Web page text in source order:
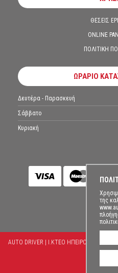
της
ΘΕΣΕΙΣ
ONLINE
ΠΟΛΙΤΙΚΗ
ΩΡΑΡΙΟ
Δευτέρα - Παρασκευή
Σάββατο
Κυριακή
AUTO DRIVER | Ι.ΚΤΕΟ ΗΠΕΙΡΟΥ.